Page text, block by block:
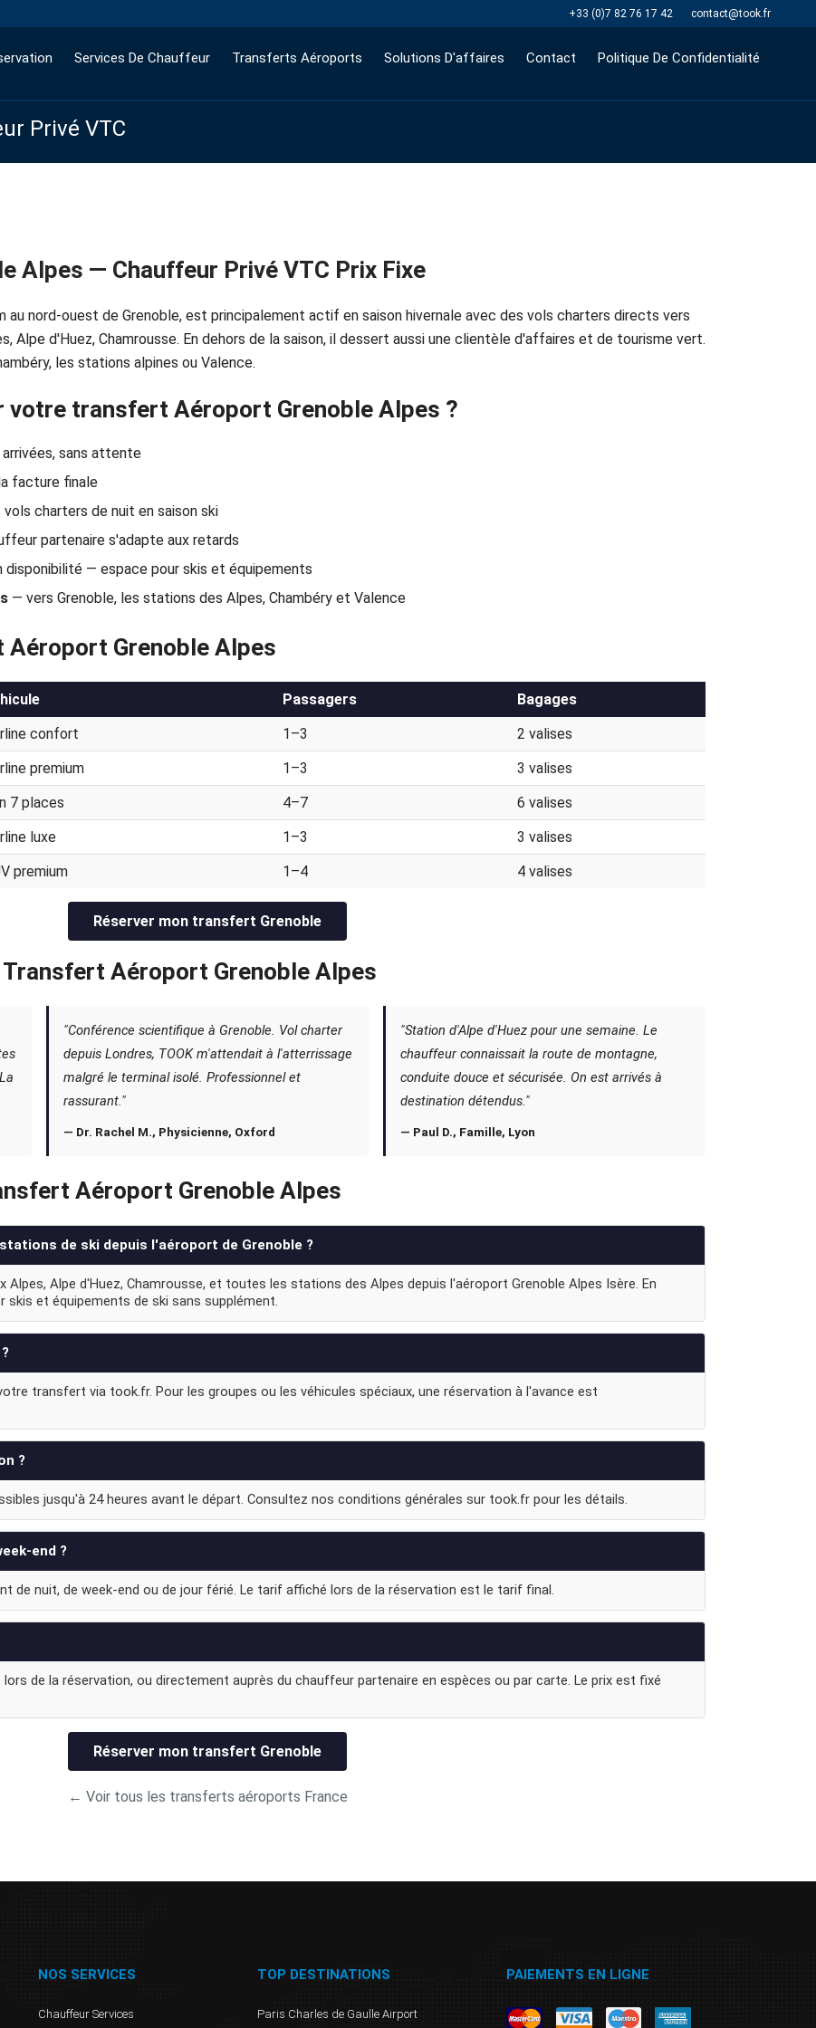
contact@took.fr
+33 (0)7 82 76 17 42
Services De Chauffeur Transferts Aéroports Solutions D'affaires Contact Politique De Confidentialité
Privé VTC
Alpes — Chauffeur Privé VTC Prix Fixe
au nord-ouest de Grenoble, est principalement actif en saison hivernale avec des vols charters directs vers
Alpe d'Huez, Chamrousse. En dehors de la saison, il dessert aussi une clientèle d'affaires et de tourisme vert.
les stations alpines ou Valence.
votre transfert Aéroport Grenoble Alpes ?
sans attente
facture finale
charters de nuit en saison ski
partenaire s'adapte aux retards
disponibilité — espace pour skis et équipements
— vers Grenoble, les stations des Alpes, Chambéry et Valence
Grenoble Alpes
Passagers
Bagages
confort 1–3
2 valises
premium 1–3
3 valises
7 places 4–7
6 valises
luxe 1–3
3 valises
premium 1–4 4 valises
Réserver mon transfert Grenoble
Aéroport Grenoble Alpes
"Conférence scientifique à Grenoble. Vol charter
depuis Londres, TOOK m'attendait à l'atterrissage
malgré le terminal isolé. Professionnel et
rassurant."
— Dr. Rachel M., Physicienne, Oxford
"Station d'Alpe d'Huez pour une semaine. Le
chauffeur connaissait la route de montagne,
conduite douce et sécurisée. On est arrivés à
destination détendus."
— Paul D., Famille, Lyon
Aéroport Grenoble Alpes
de ski depuis l'aéroport de Grenoble ?
Alpes, Alpe d'Huez, Chamrousse, et toutes les stations des Alpes depuis l'aéroport Grenoble Alpes Isère. En
skis et équipements de ski sans supplément.
transfert via took.fr. Pour les groupes ou les véhicules spéciaux, une réservation à l'avance est
?
jusqu'à 24 heures avant le départ. Consultez nos conditions générales sur took.fr pour les détails.
end ?
de nuit, de week-end ou de jour férié. Le tarif affiché lors de la réservation est le tarif final.
de la réservation, ou directement auprès du chauffeur partenaire en espèces ou par carte. Le prix est fixé
Réserver mon transfert Grenoble
← Voir tous les transferts aéroports France
NOS SERVICES
Chauffeur Services
TOP DESTINATIONS
Paris Charles de Gaulle Airport
PAIEMENTS EN LIGNE